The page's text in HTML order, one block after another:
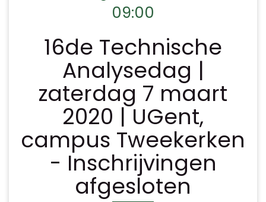
09:00
16de Technische
Analysedag |
zaterdag 7 maart
2020 | UGent,
campus Tweekerken
- Inschrijvingen
afgesloten